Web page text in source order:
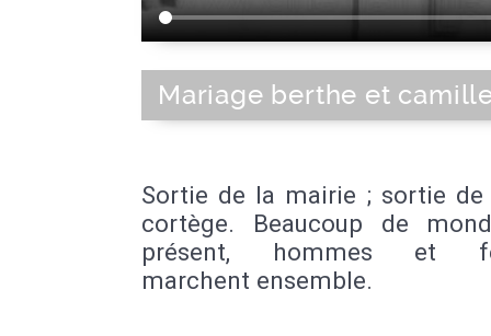
Mariage berthe et
Sortie de la mairie ; sortie de
cortège. Beaucoup de
présent, hommes et
marchent ensemble.